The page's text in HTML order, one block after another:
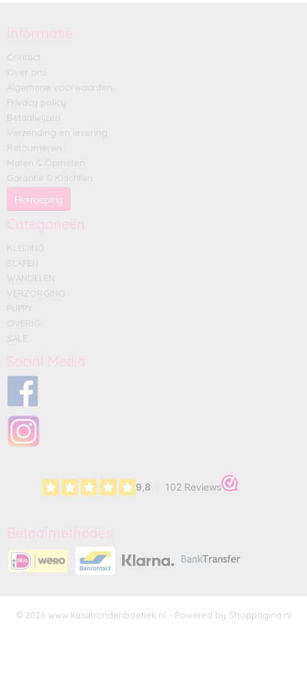
Informatie
Contact
Over ons
Algemene voorwaarden
Privacy policy
Betaalwijzen
Verzending en levering
Retourneren
Maten & Opmeten
Garantie & Klachten
Herroeping
Categorieën
KLEDING
SLAPEN
WANDELEN
VERZORGING
PUPPY
OVERIG
SALE
Social Media
Betaalmethodes
© 2026 www.kasahondenboetiek.nl - Powered by Shoppagina.nl